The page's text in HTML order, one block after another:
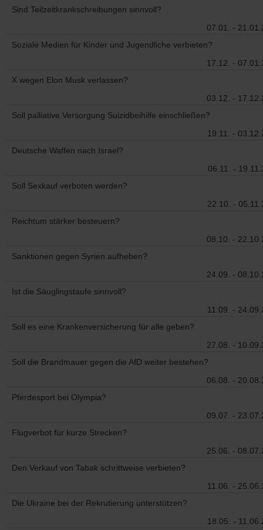
Sind Teilzeitkrankschreibungen sinnvoll?
07.01. -
Soziale Medien für Kinder und Jugendliche verbieten?
17.12. -
X wegen Elon Musk verlassen?
03.12. -
Soll palliative Versorgung Suizidbeihilfe einschließen?
19.11. -
Deutsche Waffen nach Israel?
06.11. -
Soll Sexkauf verboten werden?
22.10. -
Reichtum stärker besteuern?
08.10. -
Sanktionen gegen Syrien aufheben?
24.09. -
Ist die Säuglingstaufe sinnvoll?
11.09. -
Soll es eine Krankenversicherung für alle geben?
27.08. -
Soll die Brandmauer gegen die AfD weiter bestehen?
06.08. -
Pferdesport bei Olympia?
09.07. -
Flugverbot für kurze Strecken?
25.06. -
Den Verkauf von Tabak schrittweise verbieten?
11.06. -
Die Ukraine bei der Rekrutierung unterstützen?
18.05. -